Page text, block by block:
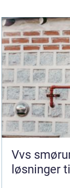
Vvs
løsninger